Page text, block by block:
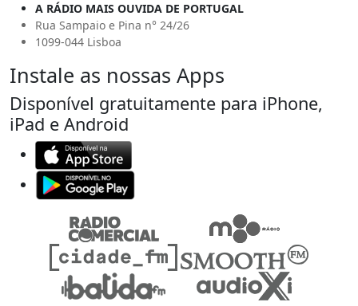
A RÁDIO MAIS OUVIDA DE PORTUGAL
Rua Sampaio e Pina n° 24/26
1099-044 Lisboa
Instale as nossas Apps
Disponível gratuitamente para iPhone,
iPad e Android